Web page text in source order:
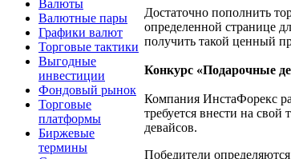
Валюты
Валютные пары
Графики валют
Торговые тактики
Выгодные
инвестиции
Фондовый рынок
Торговые
платформы
Биржевые
термины
Достаточно пополнить
определенной странице
получить такой ценный
Конкурс «Подарочные
Компания ИнстаФорекс
требуется внести на
девайсов.
Победители